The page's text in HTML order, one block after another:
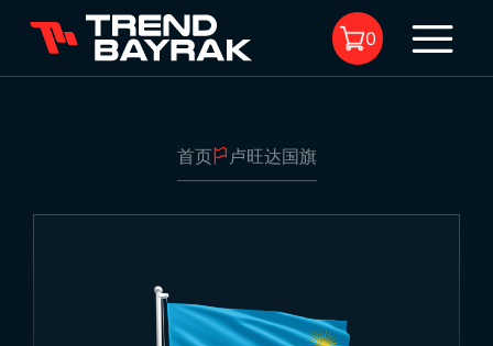
卢旺达国旗
0
首页 卢旺达国旗